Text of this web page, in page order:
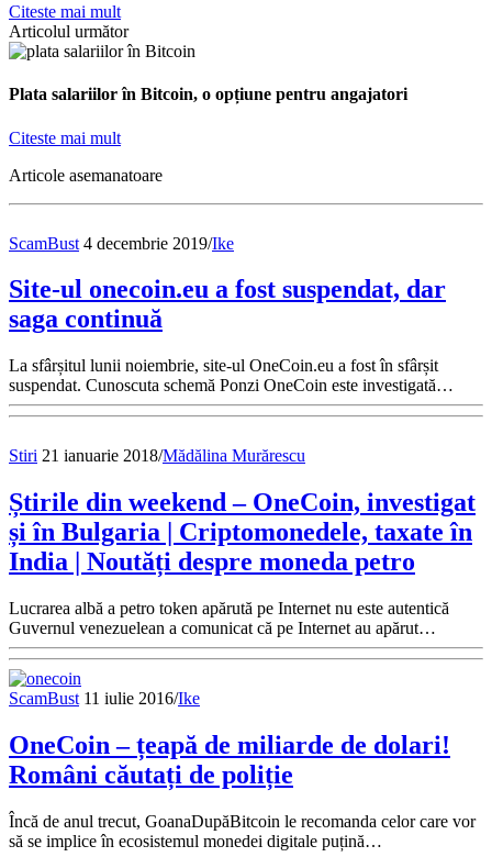
Citeste mai mult
Articolul următor
Plata salariilor în Bitcoin, o opțiune pentru angajatori
Citeste mai mult
Articole asemanatoare
ScamBust 4 decembrie 2019/Ike
Site-ul onecoin.eu a fost suspendat, dar
saga continuă
La sfârșitul lunii noiembrie, site-ul OneCoin.eu a fost în sfârșit
suspendat. Cunoscuta schemă Ponzi OneCoin este investigată…
Stiri 21 ianuarie 2018/Mădălina Murărescu
Știrile din weekend – OneCoin, investigat
și în Bulgaria | Criptomonedele, taxate în
India | Noutăți despre moneda petro
Lucrarea albă a petro token apărută pe Internet nu este autentică
Guvernul venezuelean a comunicat că pe Internet au apărut…
ScamBust 11 iulie 2016/Ike
OneCoin – țeapă de miliarde de dolari!
Români căutați de poliție
Încă de anul trecut, GoanaDupăBitcoin le recomanda celor care vor
să se implice în ecosistemul monedei digitale puțină…